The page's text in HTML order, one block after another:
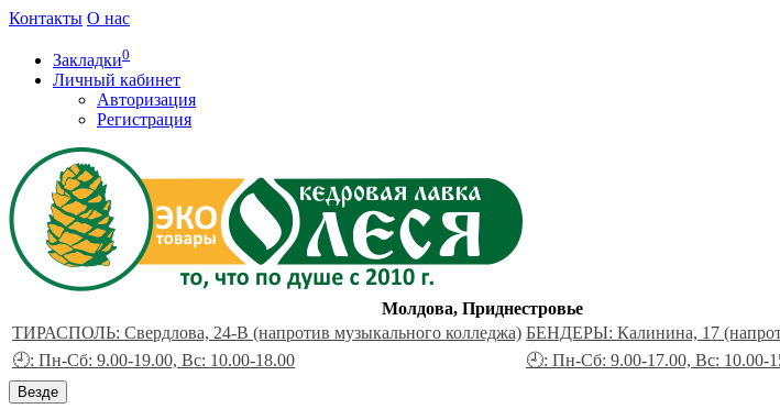
Контакты О нас
Закладки0
Личный кабинет
Авторизация
Регистрация
Молдова, Приднестровье
ТИРАСПОЛЬ: Свердлова, 24-В (напротив музыкального колледжа) БЕНДЕРЫ: Калинина, 17
🕘: Пн-Сб: 9.00-19.00, Вс: 10.00-18.00
🕘: Пн-Сб: 9.00-17.00, Вс: 10.00-
Везде